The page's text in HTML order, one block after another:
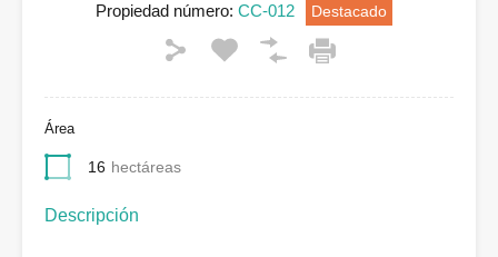
Propiedad número: CC-012 Destacado
Área
16 hectáreas
Descripción